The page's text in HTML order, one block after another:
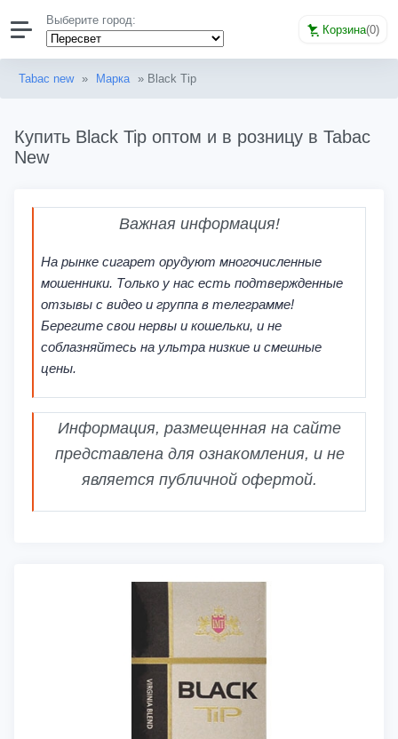
Выберите город:
Корзина(0)
Tabac new » Марка » Black Tip
Купить Black Tip оптом и в розницу в Tabac
New
Важная информация!
На рынке сигарет орудуют многочисленные
мошенники. Только у нас есть подтвержденные
отзывы с видео и группа в телеграмме!
Берегите свои нервы и кошельки, и не
соблазняйтесь на ультра низкие и смешные
цены.
Информация, размещенная на сайте
представлена для ознакомления, и не
является публичной офертой.